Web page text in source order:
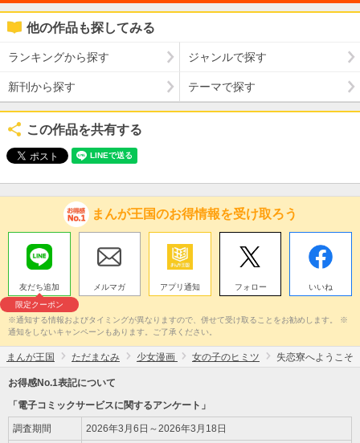
他の作品も探してみる
ランキングから探す ジャンルで探す
新刊から探す テーマで探す
この作品を共有する
まんが王国のお得情報を受け取ろう
友だち追加
限定クーポン
メルマガ アプリ通知 フォロー いいね
※通知する情報およびタイミングが異なりますので、併せて受け取ることをお勧めします。 ※
通知をしないキャンペーンもあります。ご了承ください。
まんが王国 ただまなみ 少女漫画 女の子のヒミツ 失恋寮へようこそ
お得感No.1表記について
「電子コミックサービスに関するアンケート」
調査期間 2026年3月6日～2026年3月18日